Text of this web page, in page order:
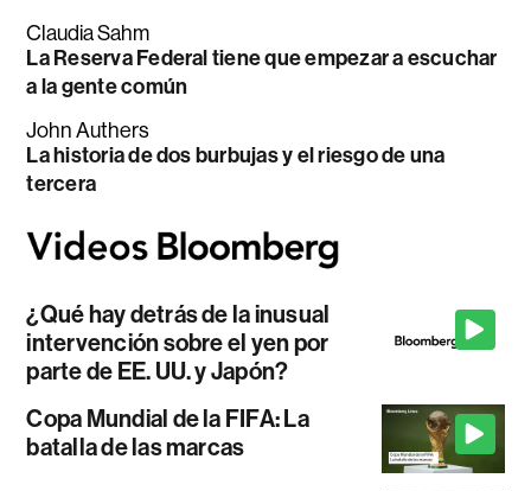
Claudia Sahm
La Reserva Federal tiene que empezar a escuchar
a la gente común
John Authers
La historia de dos burbujas y el riesgo de una
tercera
¿Qué hay detrás de la inusual
intervención sobre el yen por
parte de EE. UU. y Japón?
Copa Mundial de la FIFA: La
batalla de las marcas